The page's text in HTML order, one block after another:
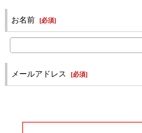
お名前 [必須]
メールアドレス [必須]